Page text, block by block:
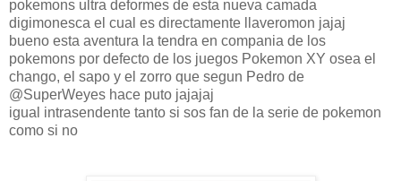
pokemons ultra deformes de esta nueva camada
digimonesca el cual es directamente llaveromon jajaj
bueno esta aventura la tendra en compania de los
pokemons por defecto de los juegos Pokemon XY osea el
chango, el sapo y el zorro que segun Pedro de
@SuperWeyes hace puto jajajaj
igual intrasendente tanto si sos fan de la serie de pokemon
como si no